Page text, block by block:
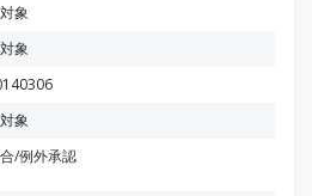
象
象
象
/例外承認